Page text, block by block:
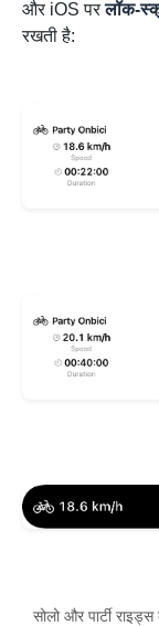
और iOS परलॉक-
रखती है:
सोलो और पार्टी